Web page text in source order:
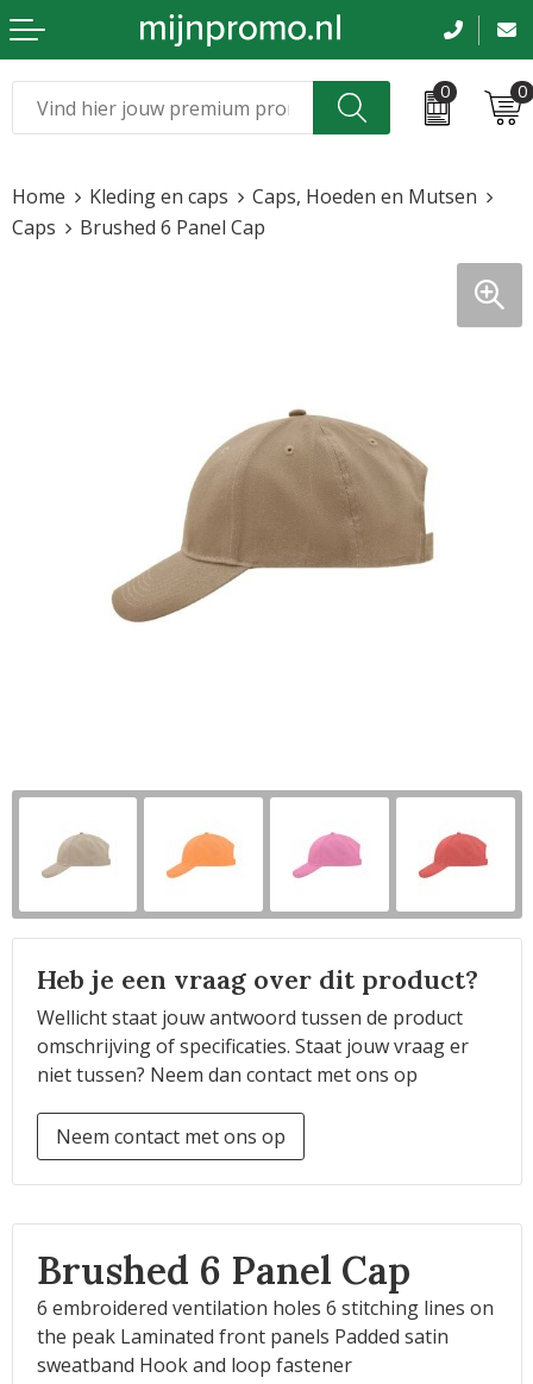
0 0
Kleding & caps
Beurs en evenementen
Bloemen en planten
Sinterklaas
Home Kleding en caps
Caps, Hoeden en Mutsen
Caps
Brushed 6 Panel Cap
Heb je een vraag over dit product?
Wellicht staat jouw antwoord tussen de product
omschrijving of specificaties. Staat jouw vraag er
niet tussen? Neem dan contact met ons op
Neem contact met ons op
Brushed 6 Panel Cap
6 embroidered ventilation holes 6 stitching lines on
the peak Laminated front panels Padded satin
sweatband Hook and loop fastener